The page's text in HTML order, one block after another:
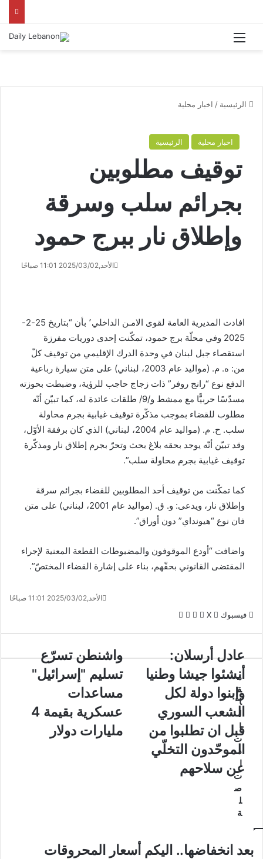
القائمة
الرئيسية / اخبار محلية
اخبار محلية الرئيسية
توقيف مطلوبين
بجرائم سلب وسرقة
وإطلاق نار ببرج حمود
الأحد,2025/03/02 11:01 صباحًا
افادت المديرية العامة لقوى الامـن الداخلي٬ بأن “بتاريخ 25-2-
2025 وفي محلّة برج حمود، تمكّنت إحدى دوريات مفرزة
استقصاء جبل لبنان في وحدة الدرك الإقليمي من توقيف كلّ
من: ه. م. (مواليد عام 2003، لبناني) على متن سيارة رباعية
الدفع نوع “رانج روفر” ذات زجاج حاجب للرؤية، وضبطت بحوزته
مسدّسًا حربيًّا مع ممشط و/9/ طلقات عائدة له، كما تبيّن أنّه
مطلوب للقضاء بموجب مذكّرة توقيف غيابية بجرم محاولة
سلب. ح. م. (مواليد عام 2004، لبناني) الذي كان برفقة الأوّل،
وقد تبيّن أنّه يوجد بحقه بلاغ بحث وتحرّ بجرم إطلاق نار ومذكّرة
توقيف غيابية بجرم محاولة سلب”.
كما تمكّنت من توقيف أحد المطلوبين للقضاء بجرائم سرقة
وإطلاق نار، ويدعى: و. ق. (مواليد عام 2001، لبناني) على متن
فان نوع “هيونداي” دون أوراق”.
واضافت “أودع الموقوفون والمضبوطات القطعة المعنية لإجراء
المقتضى القانوني بحقّهم، بناء على إشارة القضاء المختصّ”.
الأحد,2025/03/02 11:01 صباحًا
فيسبوك X لينكدإن
واتساب
تيلقرام
واشنطن تسرّع
تسليم "إسرائيل"
مساعدات
عسكرية بقيمة 4
مليارات دولار
عادل أرسلان:
أنشئوا جيشا وطنيا
وإبنوا دولة لكل
الشعب السوري
قبل ان تطلبوا من
الموحّدون التخلّي
عن سلاحهم
م
ق
ا
ل
ا
ت
ذ
ا
ت
ص
ل
ة
بعد انخفاضها.. اليكم أسعار المحروقات